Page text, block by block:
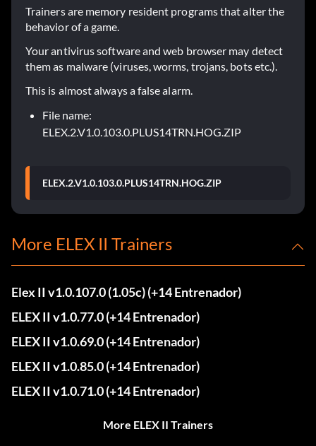
Trainers are memory resident programs that alter the
behavior of a game.
Your antivirus software and web browser may detect
them as malware (viruses, worms, trojans, bots etc.).
This is almost always a false alarm.
File name:
ELEX.2.V1.0.103.0.PLUS14TRN.HOG.ZIP
ELEX.2.V1.0.103.0.PLUS14TRN.HOG.ZIP
More ELEX II Trainers
Elex II v1.0.107.0 (1.05c) (+14 Entrenador)
ELEX II v1.0.77.0 (+14 Entrenador)
ELEX II v1.0.69.0 (+14 Entrenador)
ELEX II v1.0.85.0 (+14 Entrenador)
ELEX II v1.0.71.0 (+14 Entrenador)
More ELEX II Trainers